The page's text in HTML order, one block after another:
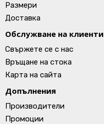
Размери
Доставка
Обслужване на клиенти
Свържете се с нас
Връщане на стока
Карта на сайта
Допълнения
Производители
Промоции